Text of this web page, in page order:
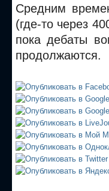
Средним
(где-то через
пока дебаты
продолжаются.